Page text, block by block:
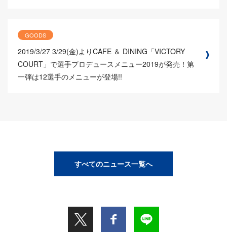
GOODS
2019/3/27 3/29(金)よりCAFE ＆ DINING「VICTORY
COURT」で選手プロデュースメニュー2019が発売！第
一弾は12選手のメニューが登場!!
すべてのニュース一覧へ